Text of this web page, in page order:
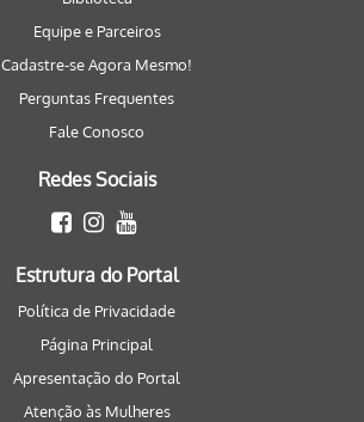
Equipe e Parceiros
Cadastre-se Agora Mesmo!
Perguntas Frequentes
Fale Conosco
Redes Sociais
Estrutura do Portal
Política de Privacidade
Página Principal
Apresentação do Portal
Atenção às Mulheres